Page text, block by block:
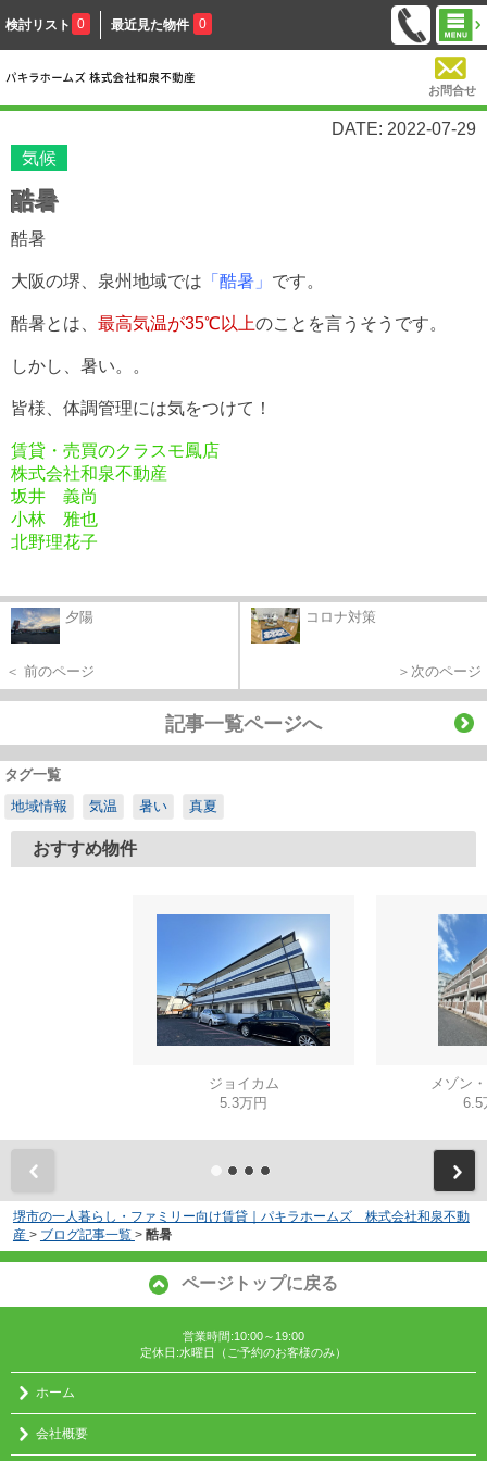
検討リスト 0 最近見た物件 0
お問合せ
DATE: 2022-07-29
気候
酷暑
酷暑
大阪の堺、泉州地域では 「酷暑」 です。
酷暑とは、 最高気温が35℃以上のことを言うそうです。
しかし、暑い。。
皆様、体調管理には気をつけて！
賃貸・売買のクラスモ鳳店
株式会社和泉不動産
坂井 義尚
小林 雅也
北野理花子
夕陽
＜ 前のページ
コロナ対策
＞次のページ
記事一覧ページへ
タグ一覧
地域情報
気温 暑い 真夏
おすすめ物件
ジョイカム
5.3万円
メゾン
6.5
堺市の一人暮らし・ファミリー向け賃貸｜パキラホームズ 株式会社和泉不動
産 > ブログ記事一覧 > 酷暑
ページトップに戻る
営業時間:10:00～19:00
定休日:水曜日（ご予約のお客様のみ）
ホーム
会社概要